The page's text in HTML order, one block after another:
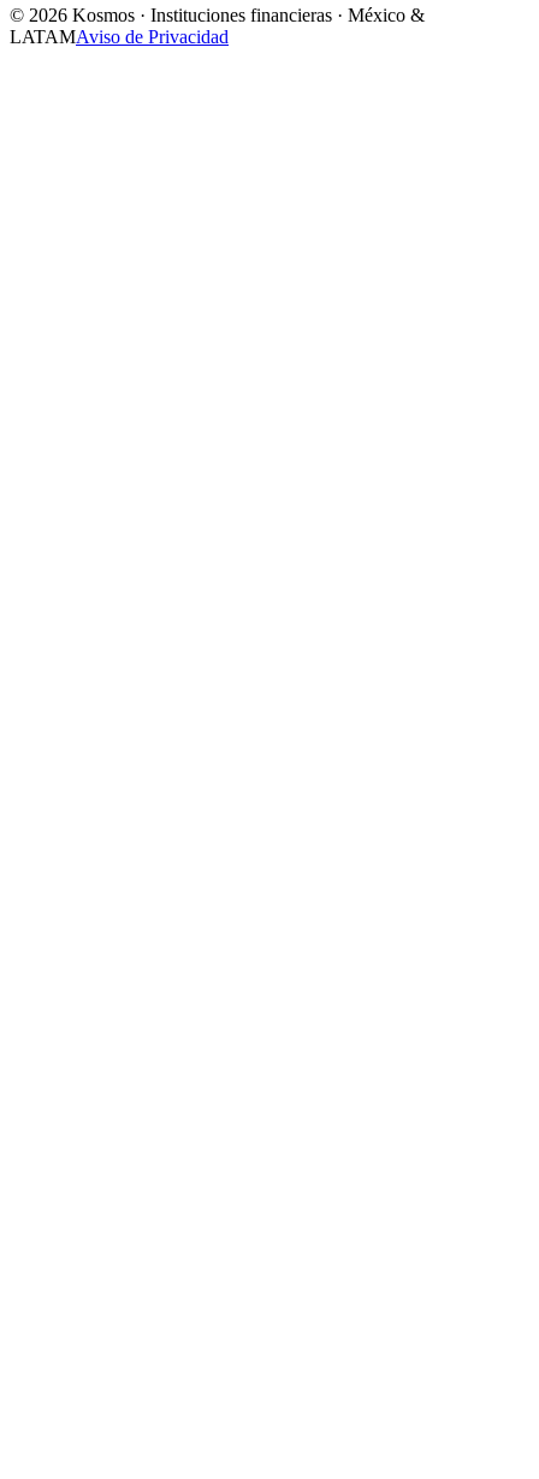
© 2026 Kosmos · Instituciones financieras · México &
LATAMAviso de Privacidad